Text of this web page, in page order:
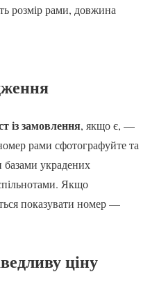
розмір рами, довжина
із замовлення, якщо є, —
рами сфотографуйте та
базами украдених
Якщо
показувати номер —
ціну